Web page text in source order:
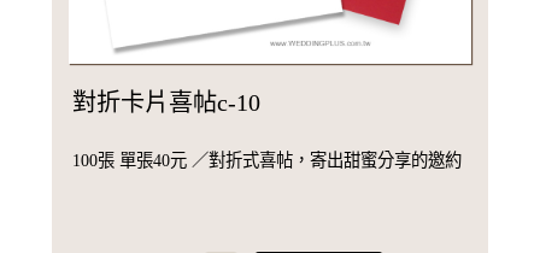
對折卡片喜帖c-10
100張 單張40元 ／對折式喜帖，寄出甜蜜分享的邀約